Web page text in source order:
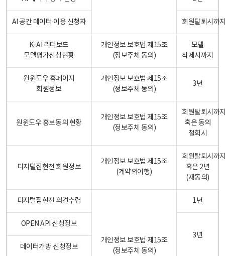
AI 공간 데이터 이용 신청자 회원탈퇴시까
K-AI 리더보드
모델평가신청현황
개인정보 보호법 제15조
(정보주체 동의)
모델
삭제시까지
원윈도우 홈페이지
회원정보
개인정보 보호법 제15조
(정보주체 동의)
3년
원윈도우 홍보동의 현황
개인정보 보호법 제15조
(정보주체 동의)
회원탈퇴시까
혹은 동의
철회시
디지털집현전 회원정보
개인정보 보호법 제15조
(계약의이행)
회원탈퇴시까
혹은 2년
(재동의)
디지털집현전 의견수렴
개인정보 보호법 제15조
(정보주체 동의)
1년
OPEN API 신청정보
3년
데이터개방 신청정보